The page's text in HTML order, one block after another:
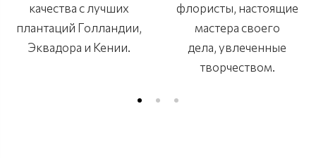
качества с лучших
плантаций Голландии,
Эквадора и Кении.
флористы, настоящие
мастера своего
дела, увлеченные
творчеством.